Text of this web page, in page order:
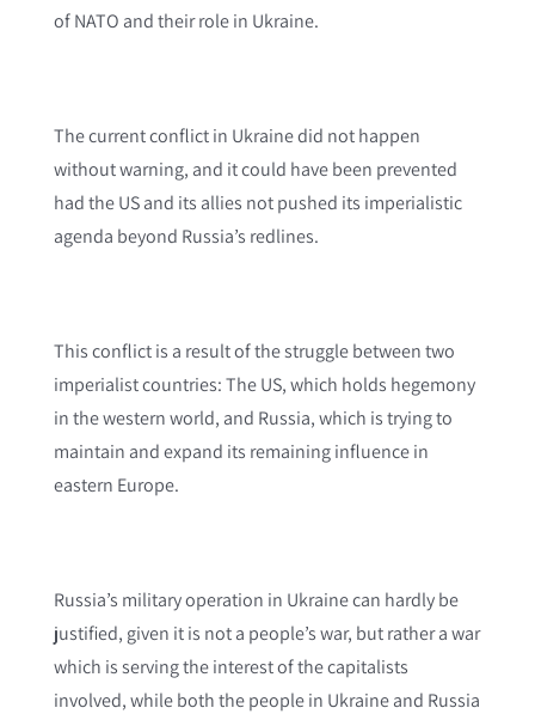
of NATO and their role in Ukraine.
The current conflict in Ukraine did not happen
without warning, and it could have been prevented
had the US and its allies not pushed its imperialistic
agenda beyond Russia’s redlines.
This conflict is a result of the struggle between two
imperialist countries: The US, which holds hegemony
in the western world, and Russia, which is trying to
maintain and expand its remaining influence in
eastern Europe.
Russia’s military operation in Ukraine can hardly be
justified, given it is not a people’s war, but rather a war
which is serving the interest of the capitalists
involved, while both the people in Ukraine and Russia